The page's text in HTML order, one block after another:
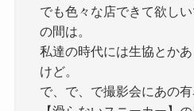
でも色々な店できて欲し
の間は。
私達の時代には生協とか
けど。
で、で、で撮影会にあの